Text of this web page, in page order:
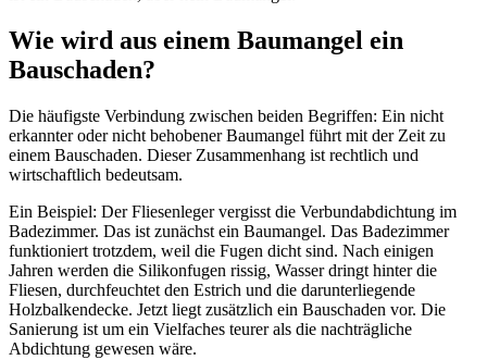
Wie wird aus einem Baumangel ein
Bauschaden?
Die häufigste Verbindung zwischen beiden Begriffen: Ein nicht
erkannter oder nicht behobener Baumangel führt mit der Zeit zu
einem Bauschaden. Dieser Zusammenhang ist rechtlich und
wirtschaftlich bedeutsam.
Ein Beispiel: Der Fliesenleger vergisst die Verbundabdichtung im
Badezimmer. Das ist zunächst ein Baumangel. Das Badezimmer
funktioniert trotzdem, weil die Fugen dicht sind. Nach einigen
Jahren werden die Silikonfugen rissig, Wasser dringt hinter die
Fliesen, durchfeuchtet den Estrich und die darunterliegende
Holzbalkendecke. Jetzt liegt zusätzlich ein Bauschaden vor. Die
Sanierung ist um ein Vielfaches teurer als die nachträgliche
Abdichtung gewesen wäre.